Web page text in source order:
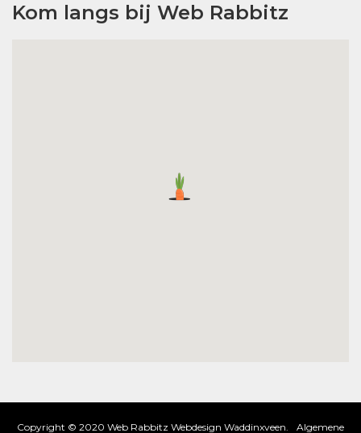
Kom langs bij Web Rabbitz
Copyright © 2020 Web Rabbitz Webdesign Waddinxveen. Algemene